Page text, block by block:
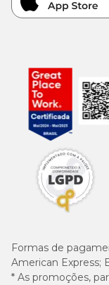
Formas de
American Express;
* As promoções,